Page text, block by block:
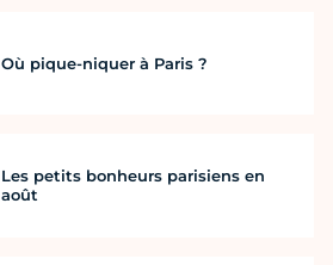
Où pique-niquer à Paris ?
Les petits bonheurs parisiens en
août